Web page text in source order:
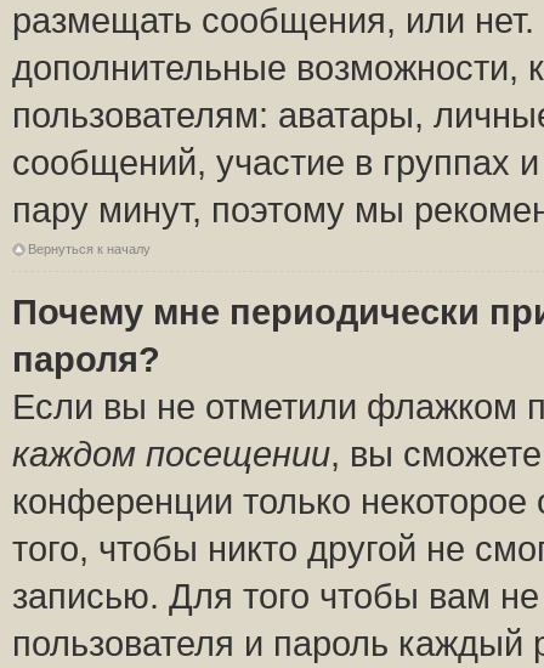
размещать сообщения, или
дополнительные возможности,
пользователям: аватары,
сообщений, участие в группах
пару минут, поэтому мы
Вернуться к началу
Почему мне периодически
пароля?
Если вы не отметили флажком
каждом посещении, вы
конференции только
того, чтобы никто другой не
записью. Для того чтобы вам
пользователя и пароль